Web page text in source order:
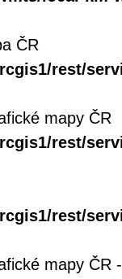
ČR
rest/
mapy ČR
rest/
rest/
mapy ČR